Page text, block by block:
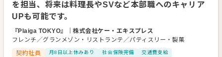
を担当、将来は料理長やSVなど本部職へのキャリア
UPも可能です。
『Plaiga TOKYO』 ｜株式会社ケー・エキスプレス
フレンチ／グランメゾン・リストランテ／パティスリー・製菓
契約社員
月8日以上休みあり 社会保険完備
交通費支給